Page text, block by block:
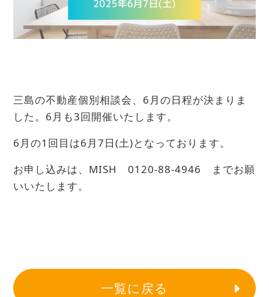
三島の不動産個別相談会、6月の日程が決まりま
した。6月も3回開催いたします。
6月の1回目は6月7日(土)となっております。
お申し込みは、MISH 0120-88-4946 までお願
いいたします。
一覧に戻る